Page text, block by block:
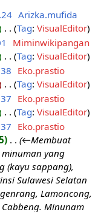
Arizka.mufida
Tag:VisualEditor
Miminwikipangan
Tag:VisualEditor
Eko.prastio
Tag:VisualEditor
Eko.prastio
Tag:VisualEditor
Eko.prastio
←Membuat
yang
(kayu sappang),
Sulawesi Selatan
Lamoncong,
Minunam